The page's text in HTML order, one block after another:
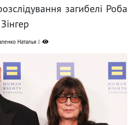
загибелі Роба
Наталья